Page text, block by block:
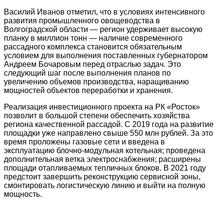
Василий Иванов отметил, что в условиях интенсивного
развития промышленного овощеводства в
Волгоградской области — регион удерживает высокую
планку в миллион тонн — наличие современного
рассадного комплекса становится обязательным
условием для выполнения поставленных губернатором
Андреем Бочаровым перед отраслью задач. Это
следующий шаг после выполнения планов по
увеличению объемов производства, наращиванию
мощностей объектов переработки и хранения.
Реализация инвестиционного проекта на РК «Росток»
позволит в большой степени обеспечить хозяйства
региона качественной рассадой. С 2019 года на развитие
площадки уже направлено свыше 550 млн рублей. За это
время проложены газовые сети и введена в
эксплуатацию блочно-модульная котельная; проведена
дополнительная ветка электроснабжения; расширены
площади отапливаемых тепличных блоков. В 2021 году
предстоит завершить реконструкцию сервисной зоны,
смонтировать логистическую линию и выйти на полную
мощность.